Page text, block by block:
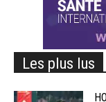
Les plus lus